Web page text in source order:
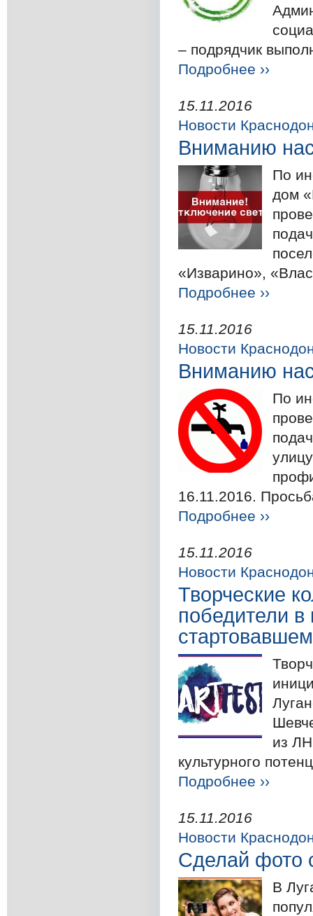
– подрядчик
Подробнее ››
15.11.2016
Новости
Вниманию
По
дом
«Изварино»,
Подробнее ››
15.11.2016
Новости
Вниманию
По
16.11.2016.
Подробнее ››
15.11.2016
Новости
Творческие
победители
из
культурного
Подробнее ››
15.11.2016
Новости
Сделай фото
В